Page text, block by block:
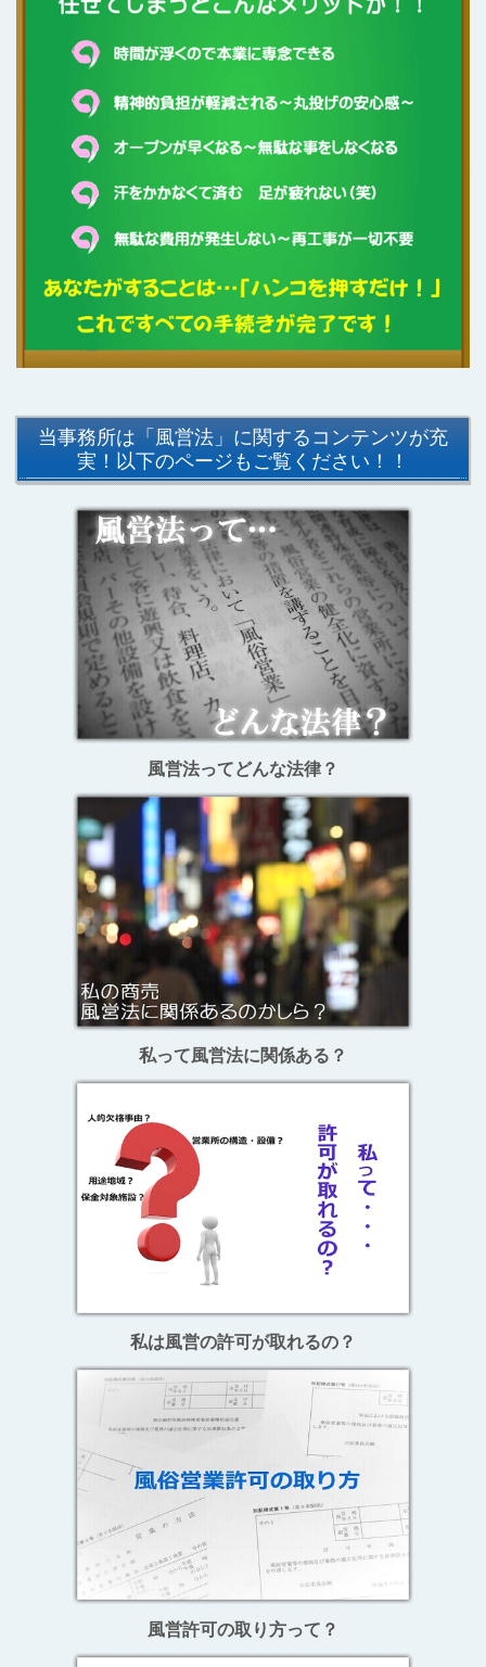
当事務所は「風営法」に関するコンテンツが充
実！以下のページもご覧ください！！
風営法ってどんな法律？
私って風営法に関係ある？
私は風営の許可が取れるの？
風営許可の取り方って？